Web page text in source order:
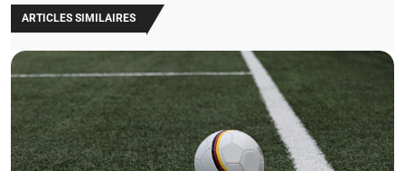
ARTICLES SIMILAIRES